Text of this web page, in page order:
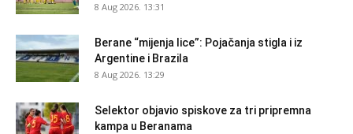
8 Aug 2026. 13:31
Berane “mijenja lice”: Pojačanja stigla i iz
Argentine i Brazila
8 Aug 2026. 13:29
Selektor objavio spiskove za tri pripremna
kampa u Beranama